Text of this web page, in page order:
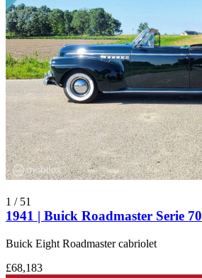
1 / 51
1941 | Buick Roadmaster Serie 70
Buick Eight Roadmaster cabriolet
£68,183